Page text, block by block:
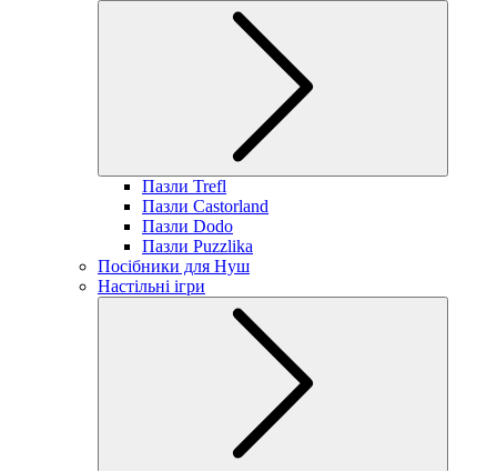
Пазли Trefl
Пазли Castorland
Пазли Dodo
Пазли Puzzlika
Посібники для Нуш
Настільні ігри